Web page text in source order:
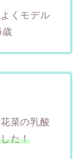
くモデル
歳
菜の乳酸
た！